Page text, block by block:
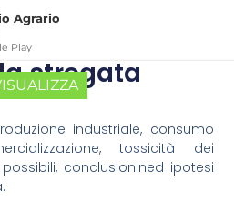
stregata
industriale, consumo
tossicità dei
conclusionined ipotesi
Agrario
Play